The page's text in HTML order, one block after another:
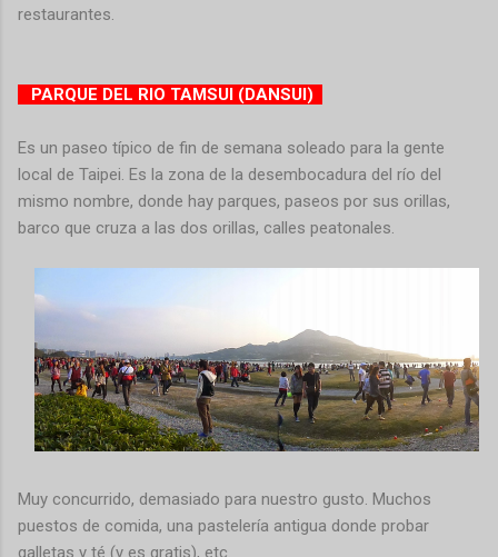
restaurantes.
PARQUE DEL RIO TAMSUI (DANSUI)
Es un paseo típico de fin de semana soleado para la gente
local de Taipei. Es la zona de la desembocadura del río del
mismo nombre, donde hay parques, paseos por sus orillas,
barco que cruza a las dos orillas, calles peatonales.
Muy concurrido, demasiado para nuestro gusto. Muchos
puestos de comida, una pastelería antigua donde probar
galletas y té (y es gratis), etc.